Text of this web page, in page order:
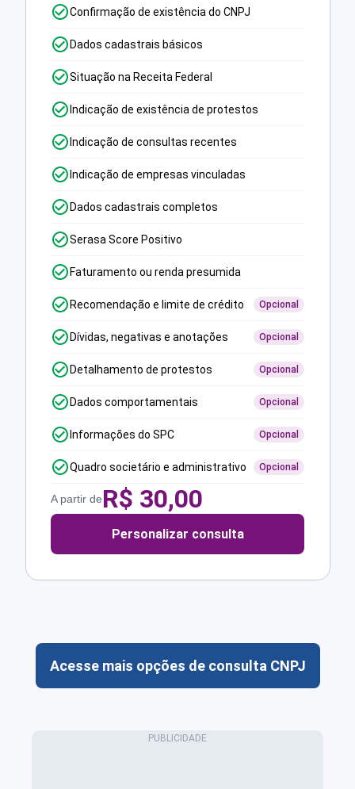
Confirmação de existência do CNPJ
Dados cadastrais básicos
Situação na Receita Federal
Indicação de existência de protestos
Indicação de consultas recentes
Indicação de empresas vinculadas
Dados cadastrais completos
Serasa Score Positivo
Faturamento ou renda presumida
Recomendação e limite de crédito Opcional
Dívidas, negativas e anotações Opcional
Detalhamento de protestos Opcional
Dados comportamentais Opcional
Informações do SPC Opcional
Quadro societário e administrativo Opcional
A partir deR$ 30,00
Personalizar consulta
Acesse mais opções de consulta CNPJ